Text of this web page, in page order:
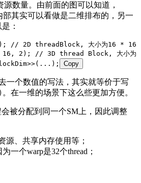
源数量。由前面的图可以知道，
部其实可以看做是二维排布的，另一
：
);
// 2D threadBlock, 大小为16 * 16
16, 2);
// 3D thread Block, 大小
>>(...); Copy
一个数值的写法，其实就等价于写
。在一维的场景下这么些更加方便。
被分配到同一个SM上，因此调整
源、共享内存使用等；
一个warp是32个thread；